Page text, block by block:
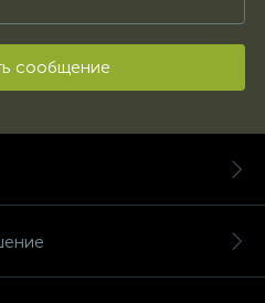
сообщение